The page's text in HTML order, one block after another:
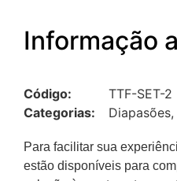
Informação
Código:
TTF-SET-2
Categorias:
Diapasões,
Para facilitar sua
estão disponíveis para